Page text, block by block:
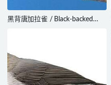
黑背唐加拉雀 / Black-backed